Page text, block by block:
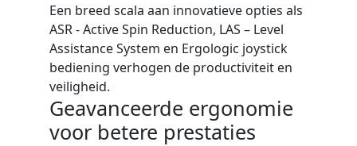
Een breed scala aan innovatieve opties als
ASR - Active Spin Reduction, LAS – Level
Assistance System en Ergologic joystick
bediening verhogen de productiviteit en
veiligheid.
Geavanceerde ergonomie
voor betere prestaties